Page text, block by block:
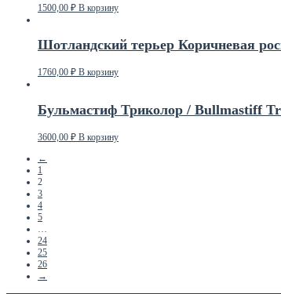
1500,00 ₽ В корзину
Шотландский терьер Коричневая
1760,00 ₽ В корзину
Бульмастиф Триколор / Bullmastiff
3600,00 ₽ В корзину
←
1
2
3
4
5
…
24
25
26
→